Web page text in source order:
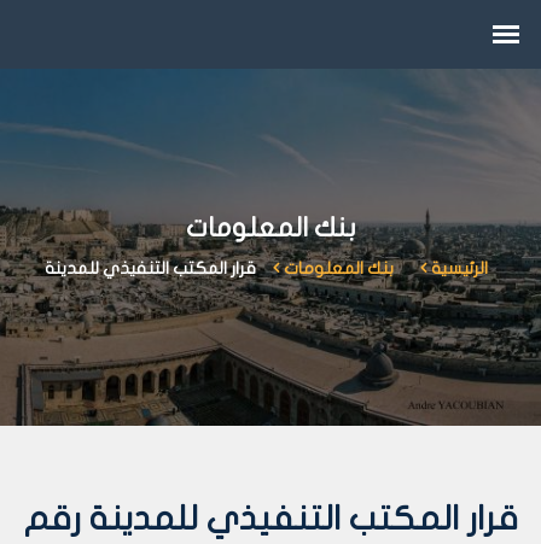
بنك المعلومات
الرئيسية بنك المعلومات قرار المكتب التنفيذي للمدينة
قرار المكتب التنفيذي للمدينة رقم